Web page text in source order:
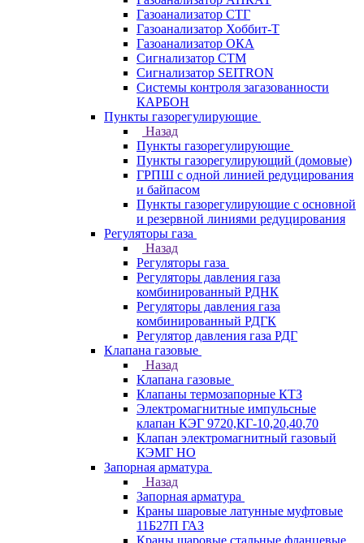
Газоанализатор СТГ
Газоанализатор Хоббит-Т
Газоанализатор ОКА
Сигнализатор СТМ
Сигнализатор SEITRON
Системы контроля загазованности
КАРБОН
Пункты газорегулирующие
Назад
Пункты газорегулирующие
Пункты газорегулирующий (домовые)
ГРПШ с одной линией редуцирования
и байпасом
Пункты газорегулирующие с основной
и резервной линиями редуцирования
Регуляторы газа
Назад
Регуляторы газа
Регуляторы давления газа
комбинированный РДНК
Регуляторы давления газа
комбинированный РДГК
Регулятор давления газа РДГ
Клапана газовые
Назад
Клапана газовые
Клапаны термозапорные КТЗ
Электромагнитные импульсные
клапан КЭГ 9720,КГ-10,20,40,70
Клапан электромагнитный газовый
КЭМГ НО
Запорная арматура
Назад
Запорная арматура
Краны шаровые латунные муфтовые
11Б27П ГАЗ
Краны шаровые стальные фланцевые